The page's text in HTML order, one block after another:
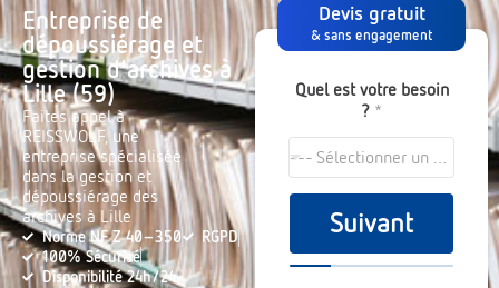
Entreprise de
dépoussiérage et
gestion d'archives à
Lille (59)
Faites appel à
REISSWOLF, une
entreprise spécialisée
dans la gestion et
dépoussiérage des
archives à Lille
Norme NF Z 40-350
RGPD
100% Sécurisé
Disponibilité 24h/24
Devis gratuit
& sans engagement
Quel est votre besoin
? *
--- Sélectionner un choix ---
Suivant